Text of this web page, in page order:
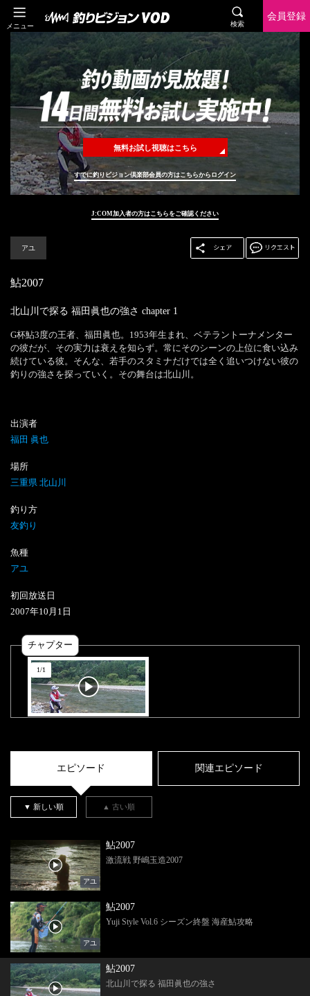
メニュー 検索
会員登録
無料お試し視聴はこちら
すでに釣りビジョン倶楽部会員の方はこちらからログイン
J:COM加入者の方はこちらをご確認ください
アユ
鮎2007
北山川で探る 福田眞也の強さ chapter 1
G杯鮎3度の王者、福田眞也。1953年生まれ、ベテラントーナメンター
の彼だが、その実力は衰えを知らず。常にそのシーンの上位に食い込み
続けている彼。そんな、若手のスタミナだけでは全く追いつけない彼の
釣りの強さを探っていく。その舞台は北山川。
出演者
福田 眞也
場所
三重県 北山川
釣り方
友釣り
魚種
アユ
初回放送日
2007年10 月 1 日
チャプター
1/1
エピソード 関連エピソード
▼ 新しい順 ▲ 古い順
アユ
鮎2007
激流戦 野嶋玉造2007
アユ
鮎2007
Yuji Style Vol.6 シーズン終盤 海産鮎攻略
鮎2007
北山川で探る 福田眞也の強さ